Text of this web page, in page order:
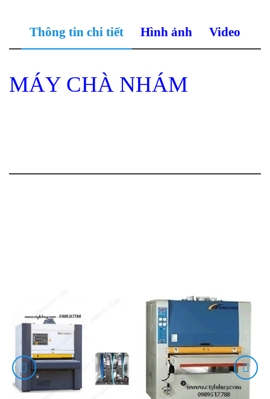
Thông tin chi tiết Hình ảnh Video
MÁY CHÀ NHÁM